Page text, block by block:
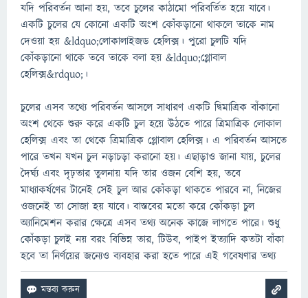
যদি পরিবর্তন আনা হয়, তবে চুলের কাঠামো পরিবর্তিত হয়ে যাবে।
একটি চুলের যে কোনো একটি অংশ কোঁকড়ানো থাকলে তাকে নাম
দেওয়া হয় &ldquo;লোকালাইজড হেলিক্স। পুরো চুলটি যদি
কোঁকড়ানো থাকে তবে তাকে বলা হয় &ldquo;গ্লোবাল
হেলিক্স&rdquo;।
চুলের এসব তথ্যে পরিবর্তন আসলে সাধারণ একটি দ্বিমাত্রিক বাঁকানো
অংশ থেকে শুরু করে একটি চুল হয়ে উঠতে পারে ত্রিমাত্রিক লোকাল
হেলিক্স এবং তা থেকে ত্রিমাত্রিক গ্লোবাল হেলিক্স। এ পরিবর্তন আসতে
পারে তখন যখন চুল নড়াচড়া করানো হয়। এছাড়াও জানা যায়, চুলের
দৈর্ঘ্য এবং দৃঢ়তার তুলনায় যদি তার ওজন বেশি হয়, তবে
মাধ্যাকর্ষণের টানেই সেই চুল আর কোঁকড়া থাকতে পারবে না, নিজের
ওজনেই তা সোজা হয় যাবে। বাস্তবের মতো করে কোঁকড়া চুল
অ্যানিমেশন করার ক্ষেত্রে এসব তথ্য অনেক কাজে লাগতে পারে। শুধু
কোঁকড়া চুলই নয় বরং বিভিন্ন তার, টিউব, পাইপ ইত্যাদি কতটা বাঁকা
হবে তা নির্ণয়ের জন্যেও ব্যবহার করা হতে পারে এই গবেষণার তথ্য